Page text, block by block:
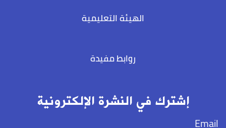
الهيئة التعليمية
روابط مفيدة
إشترك في النشرة الإلكترونية